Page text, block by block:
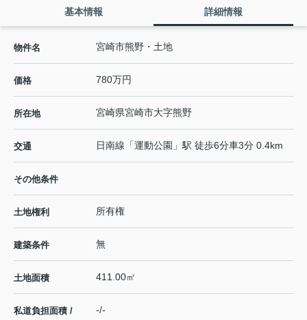
基本情報 詳細情報
物件名 宮崎市熊野・土地
価格 780万円
所在地 宮崎県宮崎市大字熊野
交通 日南線 「運動公園 」駅 徒歩6分車3分 0.4km
その他条件
土地権利 所有権
建築条件 無
土地面積 411.00㎡
私道負担面積 /
-/-